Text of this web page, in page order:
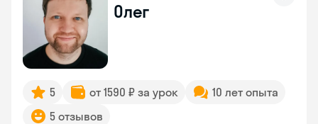
Олег
5 от 1590 ₽ за урок
10 лет опыта
5 отзывов